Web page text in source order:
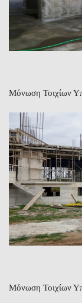
Μόνωση Τοιχίων
Μόνωση Τοιχίων